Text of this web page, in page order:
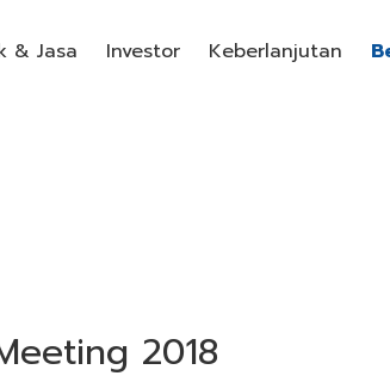
& Jasa Investor Keberlanjutan
2018